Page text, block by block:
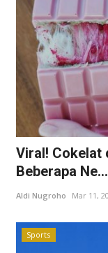
Viral! Cokelat
Beberapa Ne...
Aldi Nugroho Mar 11,
Sports